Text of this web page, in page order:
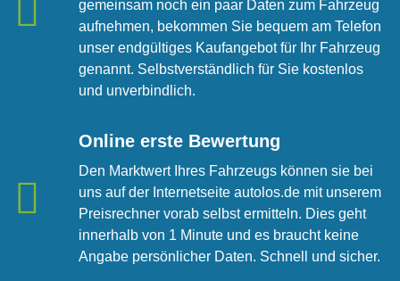
gemeinsam noch ein paar Daten zum Fahrzeug
aufnehmen, bekommen Sie bequem am Telefon
unser endgültiges Kaufangebot für Ihr Fahrzeug
genannt. Selbstverständlich für Sie kostenlos
und unverbindlich.
Online erste Bewertung
Den Marktwert Ihres Fahrzeugs können sie bei
uns auf der Internetseite autolos.de mit unserem
Preisrechner vorab selbst ermitteln. Dies geht
innerhalb von 1 Minute und es braucht keine
Angabe persönlicher Daten. Schnell und sicher.